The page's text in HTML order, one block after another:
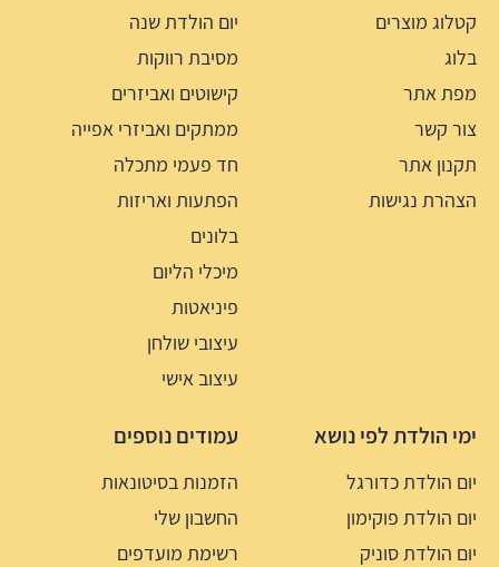
קטלוג מוצרים
בלוג
מפת אתר
צור קשר
תקנון אתר
הצהרת נגישות
יום הולדת שנה
מסיבת רווקות
קישוטים ואביזרים
ממתקים ואביזרי אפייה
חד פעמי מתכלה
הפתעות ואריזות
בלונים
מיכלי הליום
פיניאטות
עיצובי שולחן
עיצוב אישי
ימי הולדת לפי נושא
יום הולדת כדורגל
יום הולדת פוקימון
יום הולדת סוניק
עמודים נוספים
הזמנות בסיטונאות
החשבון שלי
רשימת מועדפים